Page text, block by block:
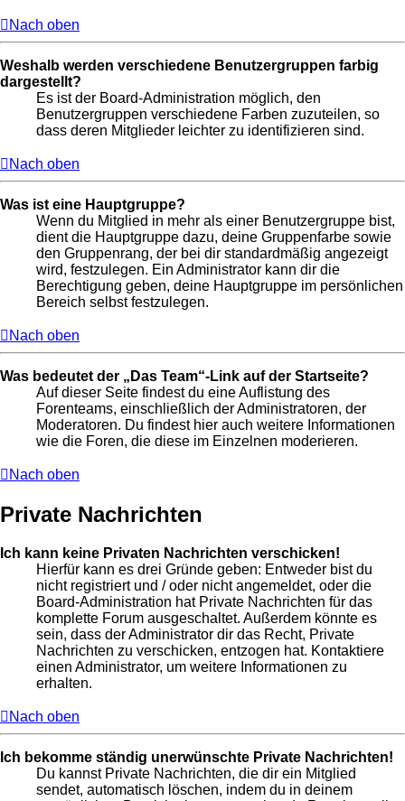
Nach oben
Weshalb werden verschiedene Benutzergruppen farbig
dargestellt?
Es ist der Board-Administration möglich, den
Benutzergruppen verschiedene Farben zuzuteilen, so
dass deren Mitglieder leichter zu identifizieren sind.
Nach oben
Was ist eine Hauptgruppe?
Wenn du Mitglied in mehr als einer Benutzergruppe bist,
dient die Hauptgruppe dazu, deine Gruppenfarbe sowie
den Gruppenrang, der bei dir standardmäßig angezeigt
wird, festzulegen. Ein Administrator kann dir die
Berechtigung geben, deine Hauptgruppe im persönlichen
Bereich selbst festzulegen.
Nach oben
Was bedeutet der „Das Team“-Link auf der Startseite?
Auf dieser Seite findest du eine Auflistung des
Forenteams, einschließlich der Administratoren, der
Moderatoren. Du findest hier auch weitere Informationen
wie die Foren, die diese im Einzelnen moderieren.
Nach oben
Private Nachrichten
Ich kann keine Privaten Nachrichten verschicken!
Hierfür kann es drei Gründe geben: Entweder bist du
nicht registriert und / oder nicht angemeldet, oder die
Board-Administration hat Private Nachrichten für das
komplette Forum ausgeschaltet. Außerdem könnte es
sein, dass der Administrator dir das Recht, Private
Nachrichten zu verschicken, entzogen hat. Kontaktiere
einen Administrator, um weitere Informationen zu
erhalten.
Nach oben
Ich bekomme ständig unerwünschte Private Nachrichten!
Du kannst Private Nachrichten, die dir ein Mitglied
sendet, automatisch löschen, indem du in deinem